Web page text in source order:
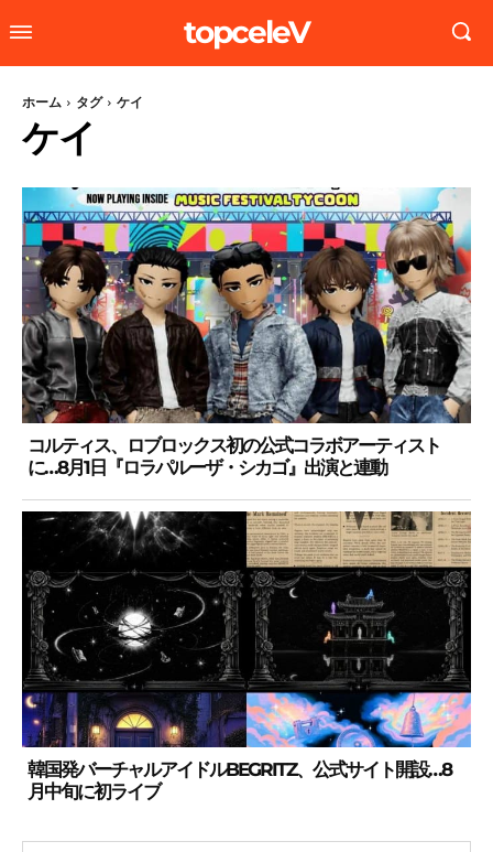
topceleV
ホーム タグ ケイ
ケイ
コルティス、ロブロックス初の公式コラボアーティスト
に…8月1日『ロラパルーザ・シカゴ』出演と連動
韓国発バーチャルアイドルBEGRITZ、公式サイト開設…8
月中旬に初ライブ